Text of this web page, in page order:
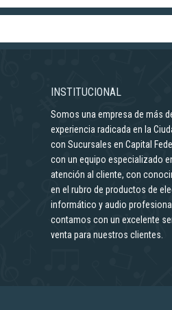
INSTITUCIONAL
Somos una empresa de más
experiencia radicada en la
con Sucursales en Capital
con un equipo especializado
atención al cliente, con
en el rubro de productos de
informático y audio
contamos con un excelente
venta para nuestros clientes.